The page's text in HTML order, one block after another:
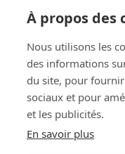
À propos des
Nous utilisons les
des informations
du site, pour
sociaux et pour
et les publicités.
En savoir plus